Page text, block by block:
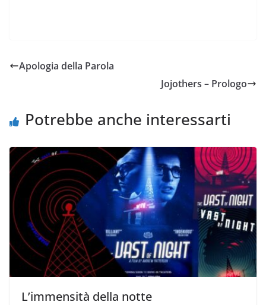
Apologia della Parola
Jojothers – Prologo
Potrebbe anche interessarti
L’immensità della notte